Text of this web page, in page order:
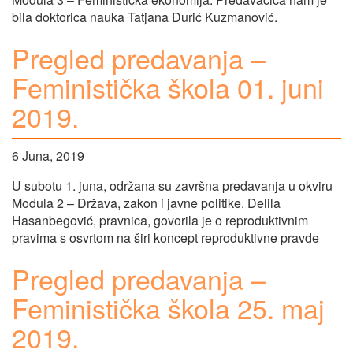
bila doktorica nauka Tatjana Đurić Kuzmanović.
Pregled predavanja –
Feministička škola 01. juni
2019.
6 Juna, 2019
U subotu 1. juna, održana su završna predavanja u okviru
Modula 2 – Država, zakon i javne politike. Delila
Hasanbegović, pravnica, govorila je o reproduktivnim
pravima s osvrtom na širi koncept reproduktivne pravde
Pregled predavanja –
Feministička škola 25. maj
2019.